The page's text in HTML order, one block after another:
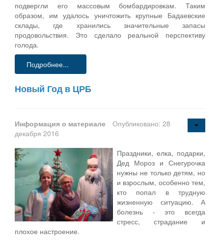
подвергли его массовым бомбардировкам. Таким
образом, им удалось уничтожить крупные Бадаевские
склады, где хранились значительные запасы
продовольствия. Это сделало реальной перспективу
голода.
Подробнее...
Новый Год в ЦРБ
Информация о материале
Опубликовано: 28
декабря 2016
Праздники, елка, подарки,
Дед Мороз и Снегурочка
нужны не только детям, но
и взрослым, особенно тем,
кто попал в трудную
жизненную ситуацию. А
болезнь - это всегда
стресс, страдание и
плохое настроение.